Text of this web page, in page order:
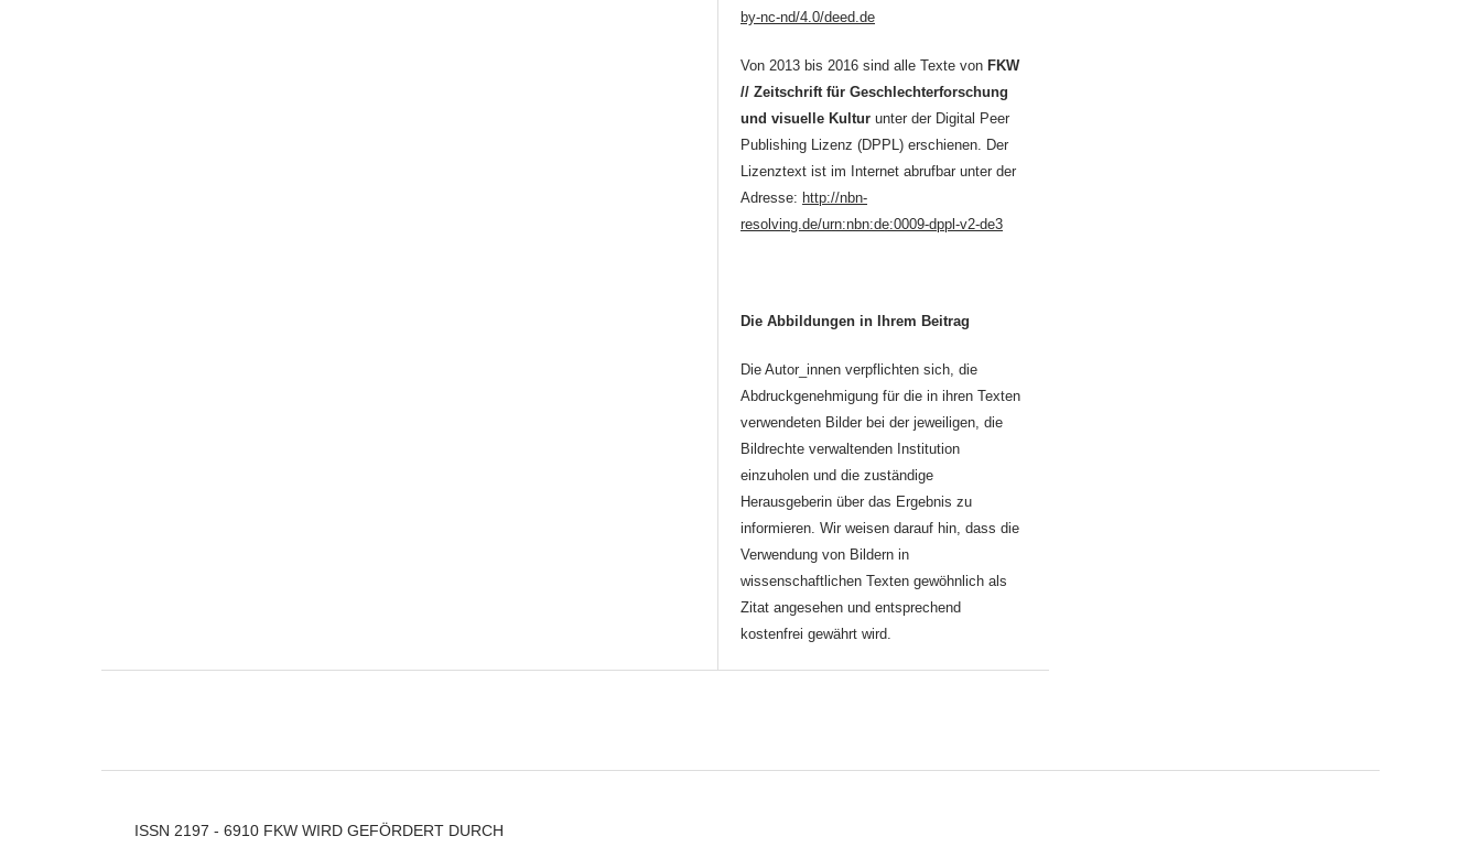
by-nc-nd/4.0/deed.de
Von 2013 bis 2016 sind alle Texte von FKW
// Zeitschrift für Geschlechterforschung
und visuelle Kultur unter der Digital Peer
Publishing Lizenz (DPPL) erschienen. Der
Lizenztext ist im Internet abrufbar unter der
Adresse: http://nbn-
resolving.de/urn:nbn:de:0009-dppl-v2-de3
Die Abbildungen in Ihrem Beitrag
Die Autor_innen verpflichten sich, die
Abdruckgenehmigung für die in ihren Texten
verwendeten Bilder bei der jeweiligen, die
Bildrechte verwaltenden Institution
einzuholen und die zuständige
Herausgeberin über das Ergebnis zu
informieren. Wir weisen darauf hin, dass die
Verwendung von Bildern in
wissenschaftlichen Texten gewöhnlich als
Zitat angesehen und entsprechend
kostenfrei gewährt wird.
ISSN 2197 - 6910 FKW WIRD GEFÖRDERT DURCH